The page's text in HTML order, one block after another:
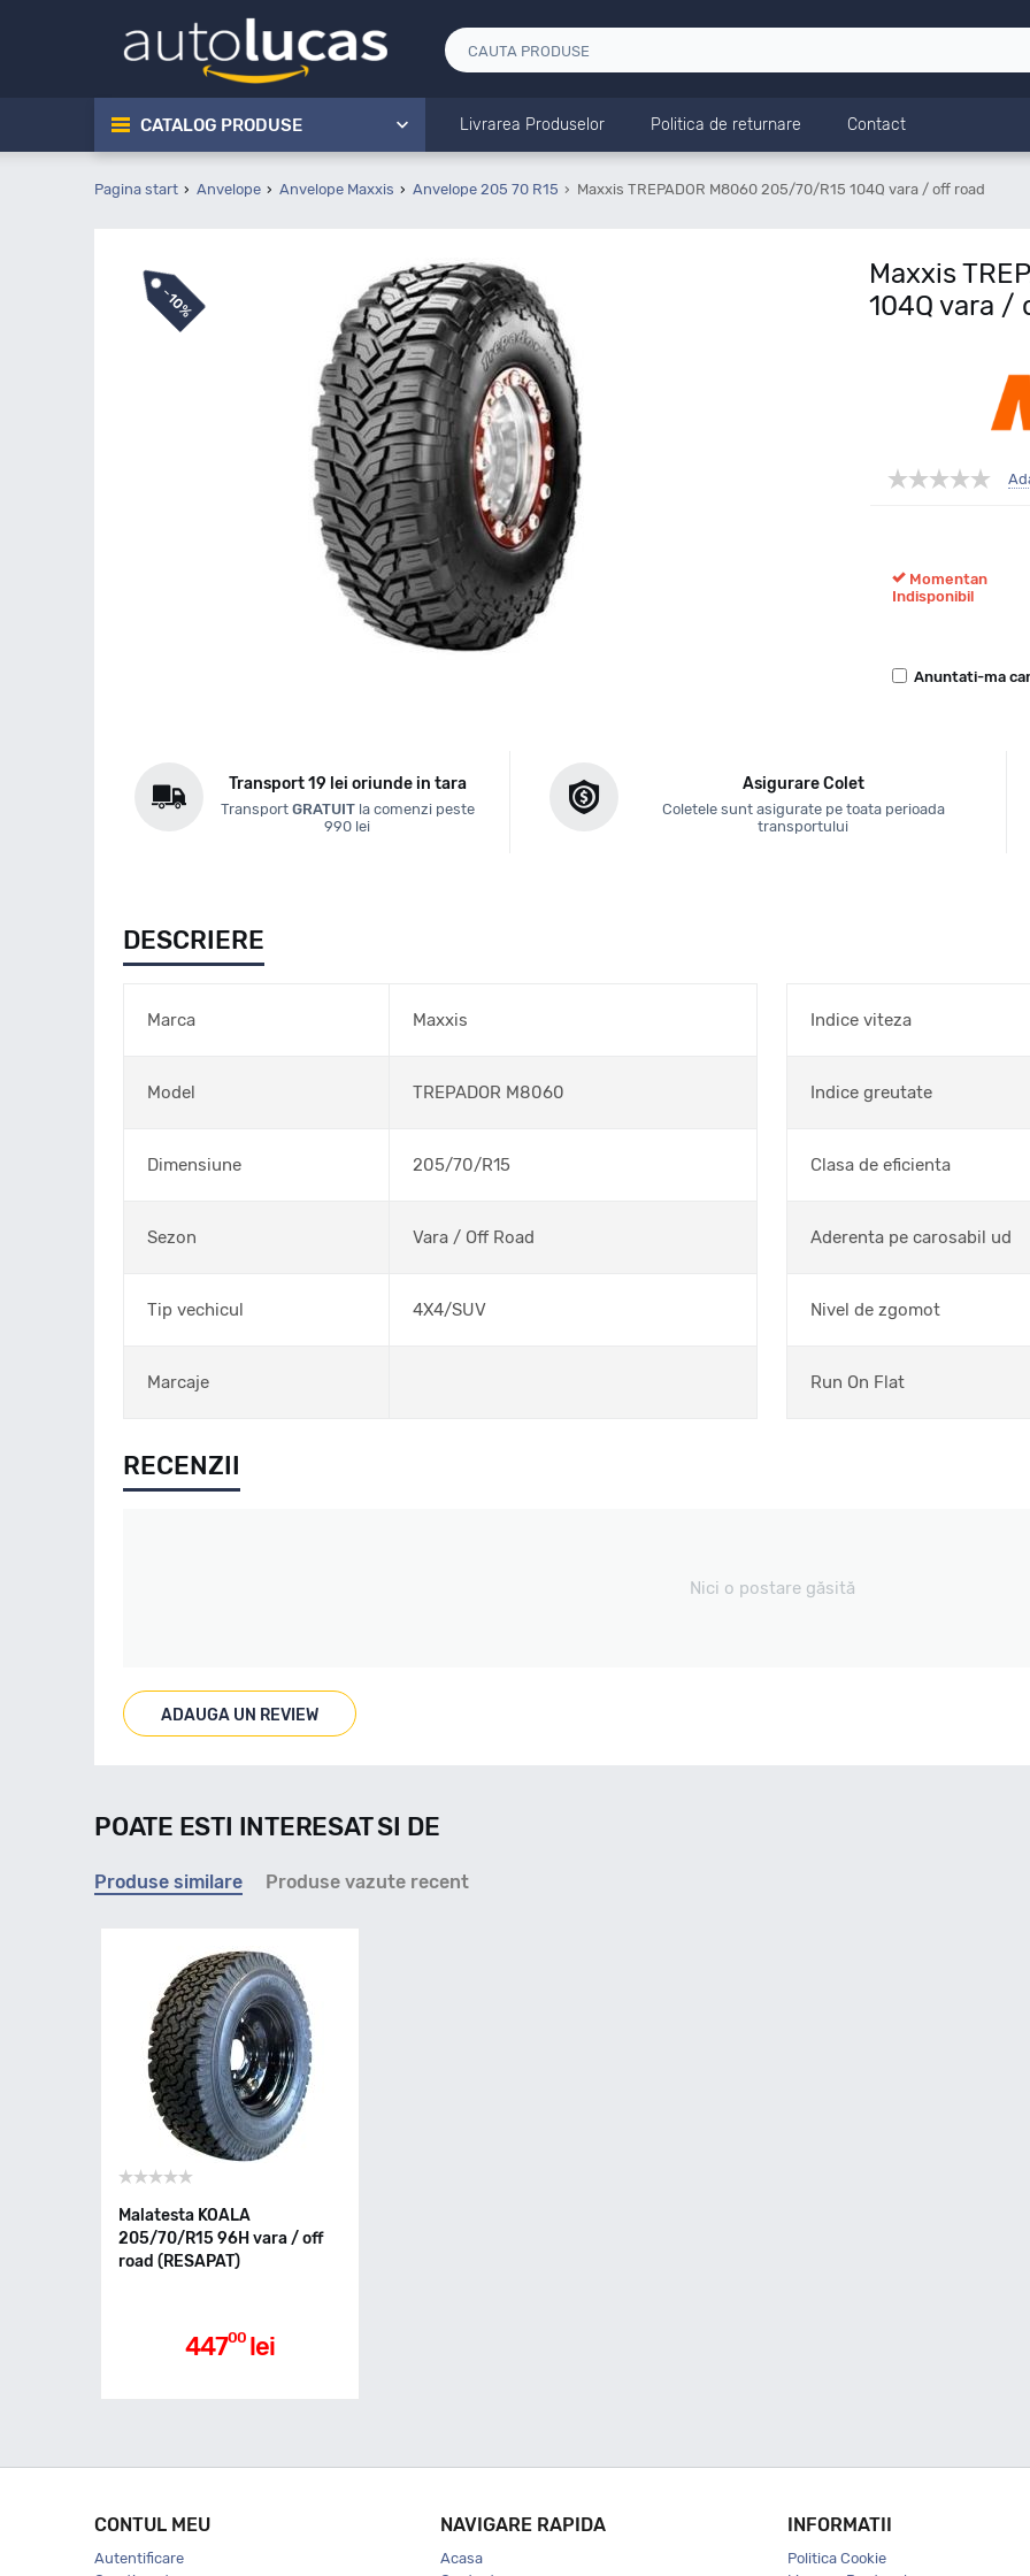
CATALOG PRODUSE Livrarea Produselor Politica de returnare Contact
Pagina start Anvelope Anvelope Maxxis Anvelope 205 70 R15 Maxxis TREPADOR M8060 205/70/R15 104Q vara / off road
-10%
Maxxis
104Q vara /
Momentan
Indisponibil
Anuntati-ma
Transport 19 lei oriunde in tara
Transport GRATUITla comenzi peste
990 lei
Asigurare Colet
Coletele sunt asigurate pe toata perioada
transportului
DESCRIERE
Marca Maxxis
Model TREPADOR M8060
Dimensiune 205/70/R15
Sezon Vara / Off Road
Tip vechicul 4X4/SUV
Marcaje
Indice viteza
Indice greutate
Clasa de eficienta
Aderenta pe carosabil ud
Nivel de zgomot
Run On Flat
RECENZII
Nici o postare găsită
ADAUGA UN REVIEW
POATE ESTI INTERESAT SI DE
Produse similare Produse vazute recent
Malatesta KOALA
205/70/R15 96H vara / off
road (RESAPAT)
44700 lei
CONTUL MEU
Autentificare
NAVIGARE RAPIDA
Acasa
INFORMATII
Politica Cookie